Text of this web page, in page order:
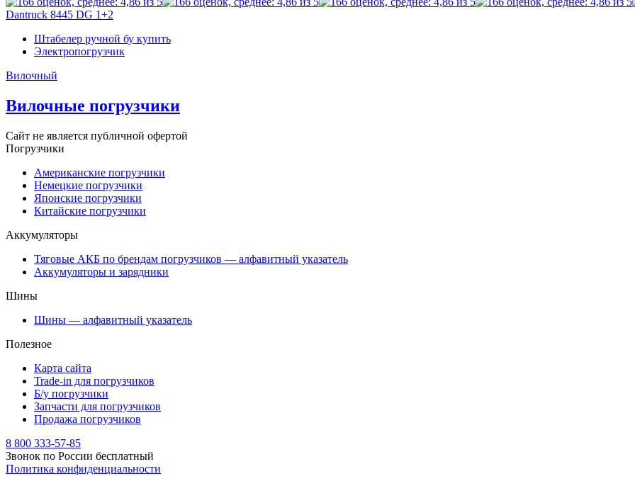
Dantruck 8445 DG 1+2
Штабелер ручной бу купить
Электропогрузчик
Вилочный
Вилочные погрузчики
Сайт не является публичной офертой
Погрузчики
Американские погрузчики
Немецкие погрузчики
Японские погрузчики
Китайские погрузчики
Аккумуляторы
Тяговые АКБ по брендам погрузчиков — алфавитный указатель
Аккумуляторы и зарядники
Шины
Шины — алфавитный указатель
Полезное
Карта сайта
Trade-in для погрузчиков
Б/у погрузчики
Запчасти для погрузчиков
Продажа погрузчиков
8 800 333-57-85
Звонок по России бесплатный
Политика конфиденциальности